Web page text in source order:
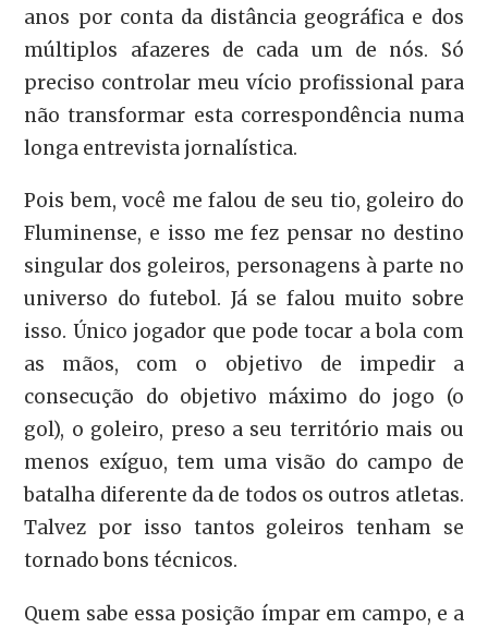
anos por conta da distância geográfica e dos
múltiplos afazeres de cada um de nós. Só
preciso controlar meu vício profissional para
não transformar esta correspondência numa
longa entrevista jornalística.
Pois bem, você me falou de seu tio, goleiro do
Fluminense, e isso me fez pensar no destino
singular dos goleiros, personagens à parte no
universo do futebol. Já se falou muito sobre
isso. Único jogador que pode tocar a bola com
as mãos, com o objetivo de impedir a
consecução do objetivo máximo do jogo (o
gol), o goleiro, preso a seu território mais ou
menos exíguo, tem uma visão do campo de
batalha diferente da de todos os outros atletas.
Talvez por isso tantos goleiros tenham se
tornado bons técnicos.
Quem sabe essa posição ímpar em campo, e a